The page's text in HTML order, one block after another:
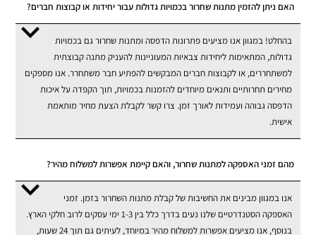
האם ניתן להזמין מתנות שחרור בכמויות גדולות עבור יחידות או קבוצות חברים?
בהחלט! במגוון אנו מציעים פתרונות הדפסה ומתנות שחרור גם בכמויות
גדולות, המתאימות ליחידות צבאיות המעוניינות להעניק מתנה קבוצתית
למשתחררים, או לקבוצות חברים המבקשים להפתיע חבר משתחרר. אנו מספקים
מחירים תחרותיים ותנאים מיוחדים להזמנות בכמויות, תוך הקפדה על איכות
הדפסה גבוהה ועמידות לאורך זמן. צרו קשר לקבלת הצעת מחיר מותאמת
אישית.
מהם זמני האספקה למתנות שחרור, והאם קיימת אפשרות למשלוח מהיר?
אנו במגוון מבינים את החשיבות של קבלת מתנות השחרור בזמן. זמני
האספקה הסטנדרטיים שלנו נעים בדרך כלל בין 1-3 ימי עסקים לרוב חלקי הארץ.
בנוסף, אנו מציעים אפשרות למשלוח מהיר במיוחד, לעיתים גם תוך 24 שעות,